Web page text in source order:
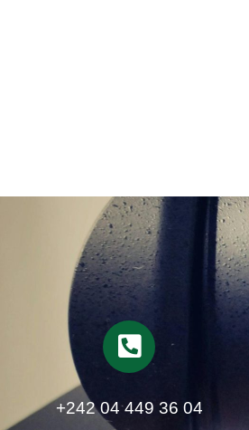
+242 04 449 36 04